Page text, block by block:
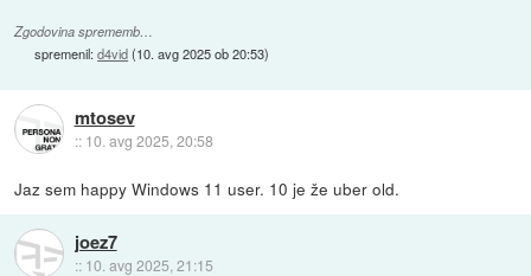
Zgodovina sprememb…
spremenil:d4vid(10. avg 2025 ob 20:53)
mtosev
:: 10. avg 2025, 20:58
Jaz sem happy Windows 11 user. 10 je že uber old.
joez7
:: 10. avg 2025, 21:15